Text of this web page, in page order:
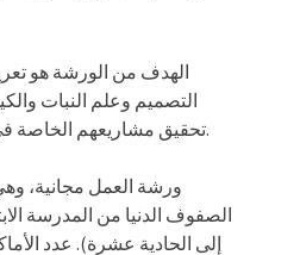
الهدف من الورشة هو
التصميم وعلم النبات
تحقيق مشاريعهم الخاصة في مختبر كيميائي صغير.
ورشة العمل مجانية،
الصفوف الدنيا من المدرسة
إلى الحادية عشرة). عدد